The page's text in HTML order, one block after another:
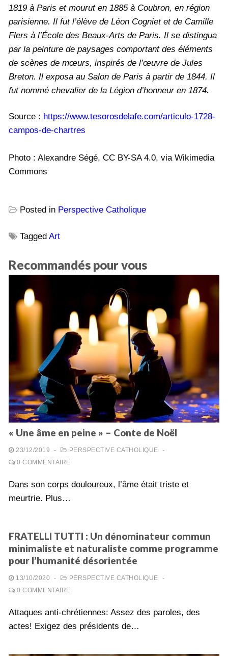
1819 à Paris et mourut en 1885 à Coubron, en région
parisienne. Il fut l’élève de Léon Cogniet et de Camille
Flers à l’École des Beaux-Arts de Paris. Il se distingua
par la peinture de paysages comportant des éléments
de scènes de mœurs, inspirés de l’œuvre de Jules
Breton. Il exposa au Salon de Paris à partir de 1844. Il
fut nommé chevalier de la Légion d’honneur en 1874.
Source : https://www.tesorosdelafe.com/articulo-1728-
campos-de-chartres
Photo : Alexandre Ségé, CC BY-SA 4.0, via Wikimedia
Commons
Posted in Perspective Catholique
Tagged Art
Recommandés pour vous
« Une âme en peine » – Conte de Noël
23/12/2019 - PERSPECTIVE CATHOLIQUE
-
0 COMMENTAIRE
Dans son corps douloureux, l’âme était triste et
meurtrie. Plus…
FRATELLI TUTTI : Un dénominateur commun
minimaliste et naturaliste comme programme
pour l’humanité désorientée
13/10/2020 - PERSPECTIVE CATHOLIQUE
-
0 COMMENTAIRE
Attaques anti-chrétiennes: Assez des paroles, des
actes! Exigez des présidents de…